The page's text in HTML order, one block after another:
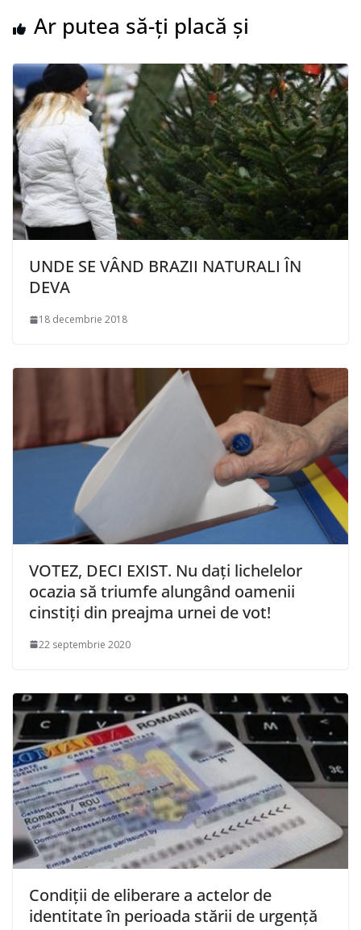
Ar putea să-ți placă și
UNDE SE VÂND BRAZII NATURALI ÎN
DEVA
18 decembrie 2018
VOTEZ, DECI EXIST. Nu dați lichelelor
ocazia să triumfe alungând oamenii
cinstiți din preajma urnei de vot!
22 septembrie 2020
Condiții de eliberare a actelor de
identitate în perioada stării de urgență